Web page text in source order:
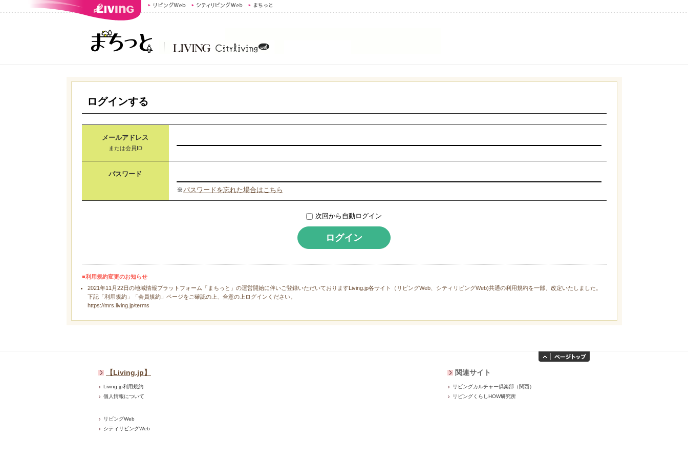
ログインする
メールアドレス
または会員ID
パスワード
※パスワードを忘れた場合はこちら
次回から自動ログイン
ログイン
■利用規約変更のお知らせ
2021年11月22日の地域情報プラットフォーム「まちっと」の運営開始に伴いご登録いただいておりますLiving.jp各サイト（リビングWeb、シティリビングWeb)共通の利用規約を一部、改定いたしました。
下記「利用規約」「会員規約」ページをご確認の上、合意の上ログインください。
https://mrs.living.jp/terms
【Living.jp】
Living.jp利用規約
個人情報について
リビングWeb
シティリビングWeb
関連サイト
リビングカルチャー倶楽部（関西）
リビングくらしHOW研究所